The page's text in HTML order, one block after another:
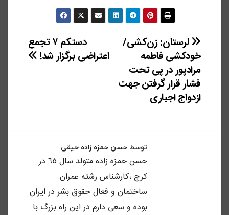
راهبری
نوشته
دستکم ۷ تجمع
اعتراضی برگزار شد!
لرستان: زن‌کشی/
خودکشی فاطمه
مرادپور در پی تحت
فشار قرار گرفتن جهت
ازدواج اجباری
توسط حسن حمزه زاده حیقی
حسن حمزه زاده متولد سال ٦٥ در
كرج ،كارشناس رشته عمران
ساختمان و فعال حقوق بشر در ايران
بوده و سعى دارم در اين راه بزرگ با